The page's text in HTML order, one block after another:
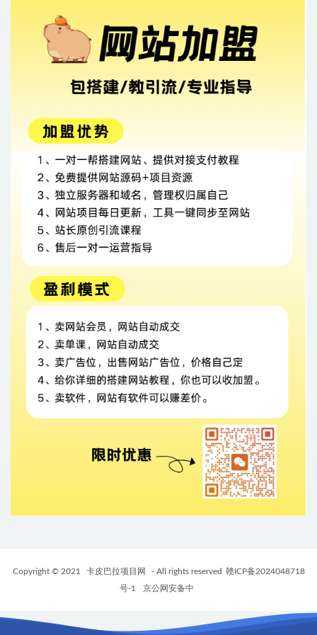
Copyright © 2021 卡皮巴拉项目网 - All rights reserved
赣ICP备2024048718
号-1
京公网安备中